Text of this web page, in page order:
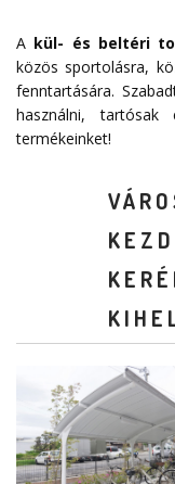
A kül- és beltéri
közös sportolásra,
fenntartására.
használni,
termékeinket!